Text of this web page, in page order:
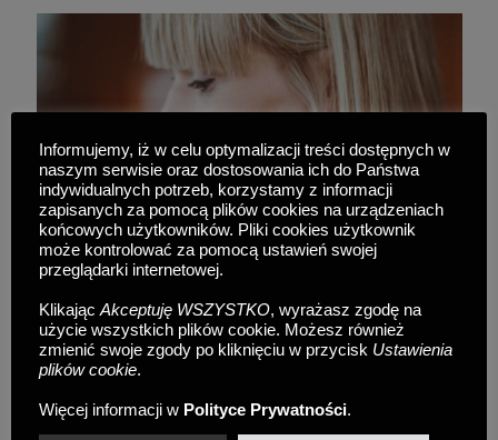
12 kwietnia 2018/ślub DIY
Informujemy, iż w celu optymalizacji treści dostępnych w
naszym serwisie oraz dostosowania ich do Państwa
indywidualnych potrzeb, korzystamy z informacji
zapisanych za pomocą plików cookies na urządzeniach
końcowych użytkowników. Pliki cookies użytkownik
może kontrolować za pomocą ustawień swojej
przeglądarki internetowej.
Klikając Akceptuję WSZYSTKO, wyrażasz zgodę na
użycie wszystkich plików cookie. Możesz również
zmienić swoje zgody po kliknięciu w przycisk Ustawienia
plików cookie.
Więcej informacji w Polityce Prywatności.